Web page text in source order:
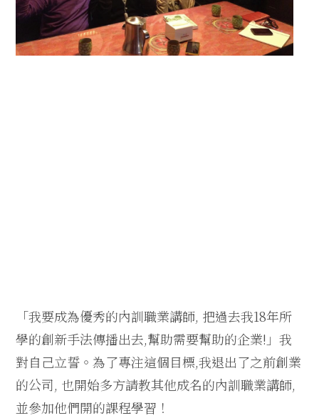
「我要成為優秀的內訓職業講師, 把過去我18年所
學的創新手法傳播出去,幫助需要幫助的企業!」我
對自己立誓。為了專注這個目標,我退出了之前創業
的公司, 也開始多方請教其他成名的內訓職業講師,
並參加他們開的課程學習！